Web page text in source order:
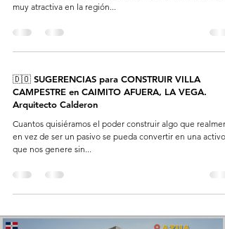
muy atractiva en la región...
🇩🇴 SUGERENCIAS para CONSTRUIR VILLA
CAMPESTRE en CAIMITO AFUERA, LA VEGA.
Arquitecto Calderon
Cuantos quisiéramos el poder construir algo que
en vez de ser un pasivo se pueda convertir en una activo
que nos genere sin...